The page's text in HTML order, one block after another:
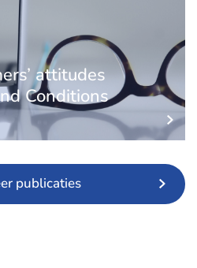
attitudes
Conditions
publicaties